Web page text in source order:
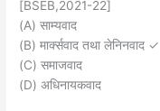
[BSEB,2021-22]
(A) साम्यवाद
(B) मार्क्सवाद तथा लेनिनवाद ✓
(C) समाजवाद
(D) अधिनायकवाद